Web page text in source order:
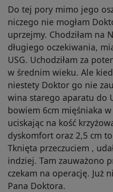
Do tej pory mimo jego
niczego nie mogłam
uprzejmy. Chodziłam na
długiego oczekiwania,
USG. Uchodziłam za
w średnim wieku. Ale
niestety Doktor go nie
wina starego aparatu do
bowiem 6cm mięśniaka
uciskając na kość
dyskomfort oraz 2,5 cm
Tknięta przeczuciem ,
indziej. Tam zauważono
czekam na operację. Już
Pana Doktora.